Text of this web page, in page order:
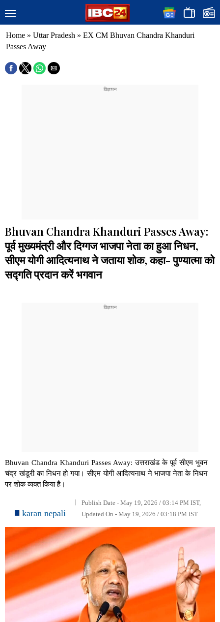
Home » Uttar Pradesh » EX CM Bhuvan Chandra Khanduri
Passes Away
Bhuvan Chandra Khanduri Passes Away:
पूर्व मुख्यमंत्री और दिग्गज भाजपा नेता का हुआ निधन,
सीएम योगी आदित्यनाथ ने जताया शोक, कहा- पुण्यात्मा को
सद्गति प्रदान करें भगवान
Bhuvan Chandra Khanduri Passes Away: उत्तराखंड के पूर्व सीएम भुवन
चंद्र खंडूरी का निधन हो गया। सीएम योगी आदित्यनाथ ने भाजपा नेता के निधन
पर शोक व्यक्त किया है।
karan nepali
Publish Date - May 19, 2026 / 03:14 PM IST,
Updated On - May 19, 2026 / 03:18 PM IST